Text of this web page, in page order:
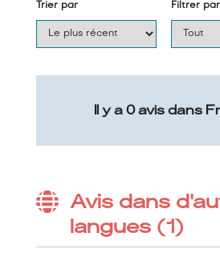
Trier par Filtrer
Il y a 0 avis dans
Avis dans
langues (1)